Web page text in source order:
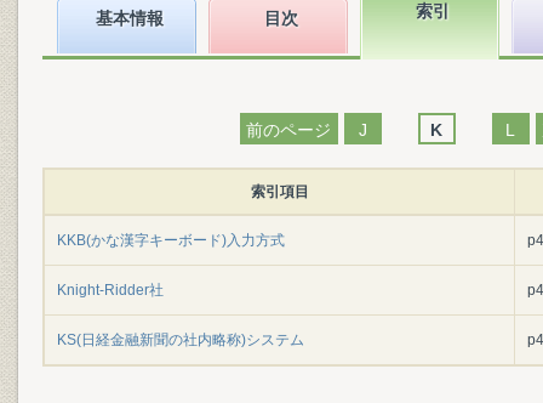
基本情報 目次 索引
前のページ J K L
索引項目
KKB(かな漢字キーボード)入力方式
Knight-Ridder社
KS(日経金融新聞の社内略称)システム